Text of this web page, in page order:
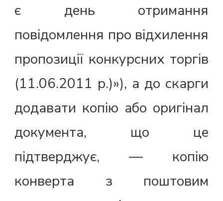
є день отримання
повідомлення про відхилення
пропозиції конкурсних торгів
(11.06.2011 р.)»), а до скарги
додавати копію або оригінал
документа, що це
підтверджує, — копію
конверта з поштовим